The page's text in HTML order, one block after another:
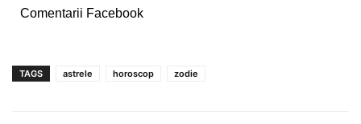
Comentarii Facebook
TAGS astrele horoscop zodie